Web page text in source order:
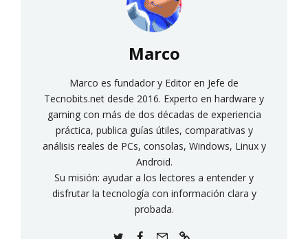
Marco
Marco es fundador y Editor en Jefe de
Tecnobits.net desde 2016. Experto en hardware y
gaming con más de dos décadas de experiencia
práctica, publica guías útiles, comparativas y
análisis reales de PCs, consolas, Windows, Linux y
Android.
Su misión: ayudar a los lectores a entender y
disfrutar la tecnología con información clara y
probada.